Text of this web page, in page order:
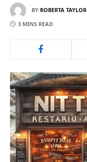
BY ROBERTA TAYLOR
3 MINS READ